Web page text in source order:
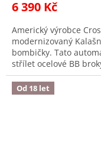
6 390 Kč
Americký výrobce
modernizovaný
bombičky. Tato
střílet ocelové BB
Od 18 let